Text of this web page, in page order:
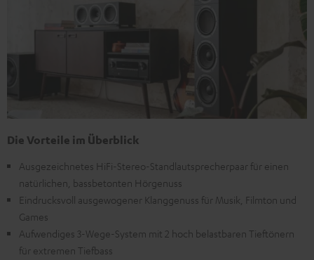
Die Vorteile im Überblick
Ausgezeichnetes HiFi-Stereo-Standlautsprecherpaar für einen
natürlichen, bassbetonten Hörgenuss
Eindrucksvoll ausgewogener Klanggenuss für Musik, Filmton und
Games
Aufwendiges 3-Wege-System mit 2 hoch belastbaren Tieftönern
für extremen Tiefbass